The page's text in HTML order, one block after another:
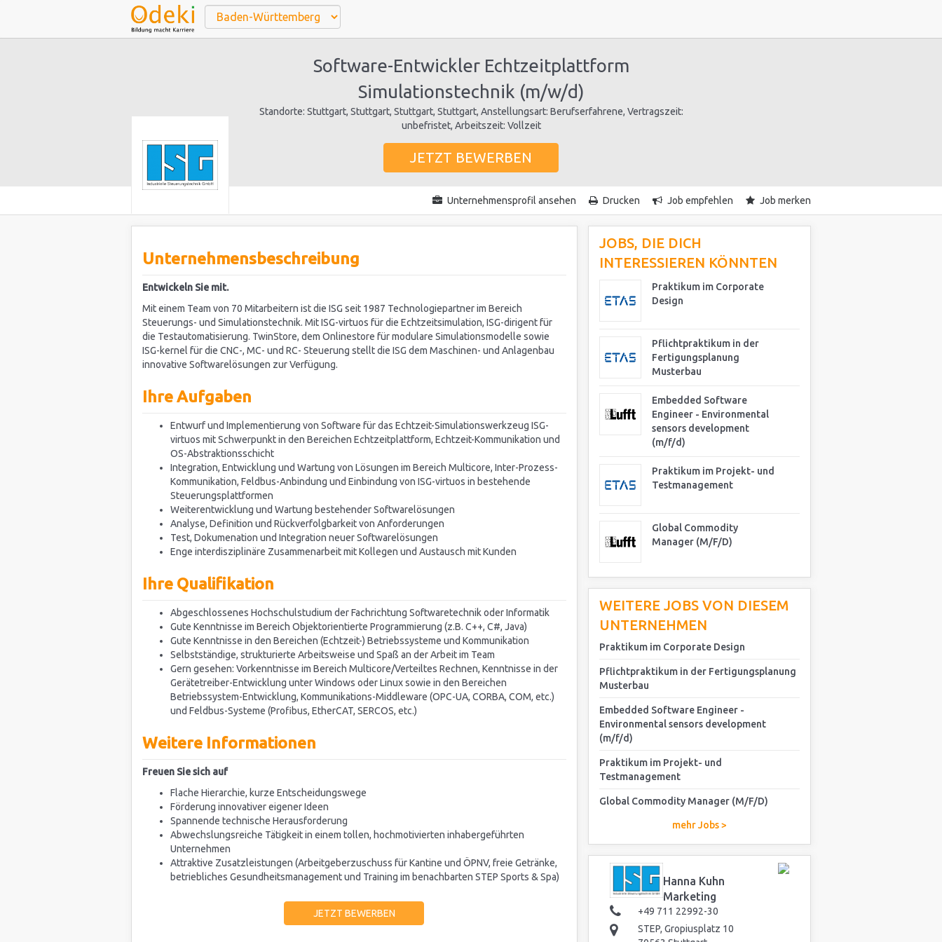
Software-Entwickler Echtzeitplattform
Simulationstechnik (m/w/d)
Standorte: Stuttgart, Stuttgart, Stuttgart, Stuttgart, Anstellungsart: Berufserfahrene, Vertragszeit:
unbefristet, Arbeitszeit: Vollzeit
JETZT BEWERBEN
Unternehmensprofil ansehen Drucken Job empfehlen Job merken
Unternehmensbeschreibung
Entwickeln Sie mit.
Mit einem Team von 70 Mitarbeitern ist die ISG seit 1987 Technologiepartner im Bereich
Steuerungs- und Simulationstechnik. Mit ISG-virtuos für die Echtzeitsimulation, ISG-dirigent für
die Testautomatisierung. TwinStore, dem Onlinestore für modulare Simulationsmodelle sowie
ISG-kernel für die CNC-, MC- und RC- Steuerung stellt die ISG dem Maschinen- und Anlagenbau
innovative Softwarelösungen zur Verfügung.
Ihre Aufgaben
Entwurf und Implementierung von Software für das Echtzeit-Simulationswerkzeug ISG-
virtuos mit Schwerpunkt in den Bereichen Echtzeitplattform, Echtzeit-Kommunikation und
OS-Abstraktionsschicht
Integration, Entwicklung und Wartung von Lösungen im Bereich Multicore, Inter-Prozess-
Kommunikation, Feldbus-Anbindung und Einbindung von ISG-virtuos in bestehende
Steuerungsplattformen
Weiterentwicklung und Wartung bestehender Softwarelösungen
Analyse, Definition und Rückverfolgbarkeit von Anforderungen
Test, Dokumenation und Integration neuer Softwarelösungen
Enge interdisziplinäre Zusammenarbeit mit Kollegen und Austausch mit Kunden
Ihre Qualifikation
Abgeschlossenes Hochschulstudium der Fachrichtung Softwaretechnik oder Informatik
Gute Kenntnisse im Bereich Objektorientierte Programmierung (z.B. C++, C#, Java)
Gute Kenntnisse in den Bereichen (Echtzeit-) Betriebssysteme und Kommunikation
Selbstständige, strukturierte Arbeitsweise und Spaß an der Arbeit im Team
Gern gesehen: Vorkenntnisse im Bereich Multicore/Verteiltes Rechnen, Kenntnisse in der
Gerätetreiber-Entwicklung unter Windows oder Linux sowie in den Bereichen
Betriebssystem-Entwicklung, Kommunikations-Middleware (OPC-UA, CORBA, COM, etc.)
und Feldbus-Systeme (Profibus, EtherCAT, SERCOS, etc.)
Weitere Informationen
Freuen Sie sich auf
Flache Hierarchie, kurze Entscheidungswege
Förderung innovativer eigener Ideen
Spannende technische Herausforderung
Abwechslungsreiche Tätigkeit in einem tollen, hochmotivierten inhabergeführten
Unternehmen
Attraktive Zusatzleistungen (Arbeitgeberzuschuss für Kantine und ÖPNV, freie Getränke,
betriebliches Gesundheitsmanagement und Training im benachbarten STEP Sports & Spa)
JETZT BEWERBEN
JOBS, DIE DICH
INTERESSIEREN KÖNNTEN
Praktikum im Corporate
Design
Pflichtpraktikum in der
Fertigungsplanung
Musterbau
Embedded Software
Engineer - Environmental
sensors development
(m/f/d)
Praktikum im Projekt- und
Testmanagement
Global Commodity
Manager (M/F/D)
WEITERE JOBS VON DIESEM
UNTERNEHMEN
Praktikum im Corporate Design
Pflichtpraktikum in der Fertigungsplanung
Musterbau
Embedded Software Engineer -
Environmental sensors development
(m/f/d)
Praktikum im Projekt- und
Testmanagement
Global Commodity Manager (M/F/D)
mehr Jobs >
Hanna Kuhn
Marketing
+49 711 22992-30
STEP, Gropiusplatz 10